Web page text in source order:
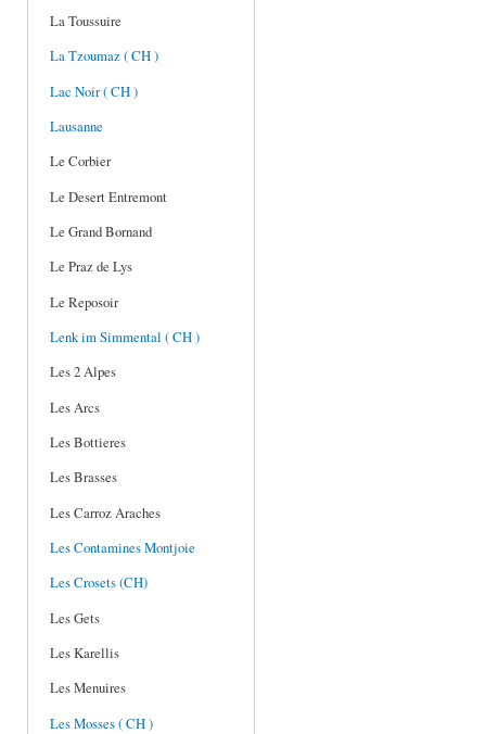
La Toussuire
La Tzoumaz ( CH )
Lac Noir ( CH )
Lausanne
Le Corbier
Le Desert Entremont
Le Grand Bornand
Le Praz de Lys
Le Reposoir
Lenk im Simmental ( CH )
Les 2 Alpes
Les Arcs
Les Bottieres
Les Brasses
Les Carroz Araches
Les Contamines Montjoie
Les Crosets (CH)
Les Gets
Les Karellis
Les Menuires
Les Mosses ( CH )